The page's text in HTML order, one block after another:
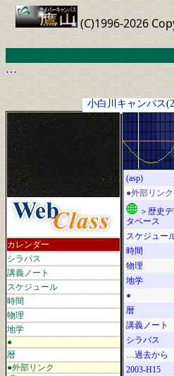
(C)1996-2026
…
小白川キャンパス(2
カレンダー
シラバス
講義ノート
スケジュール
時間
物理
地学
●
暦
●外部リンク
(asp)
●外部リンク
＞歴史
タベース
スケジュー
時間
物理
地学
●
暦
講義ノート
シラバス
…過去から
2003-H15